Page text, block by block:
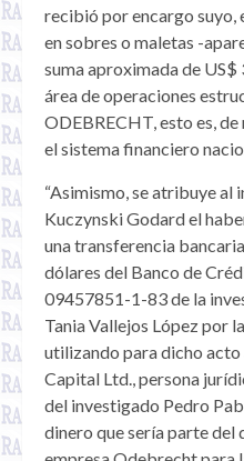
recibió por encargo suyo,
en sobres o maletas -
suma aproximada de
área de operaciones
ODEBRECHT, esto es,
el sistema financiero
“Asimismo, se atribuye
Kuczynski Godard el
una transferencia
dólares del Banco de
09457851-1-83 de la
Tania Vallejos López por
utilizando para dicho
Capital Ltd., persona
del investigado Pedro
dinero que sería parte del